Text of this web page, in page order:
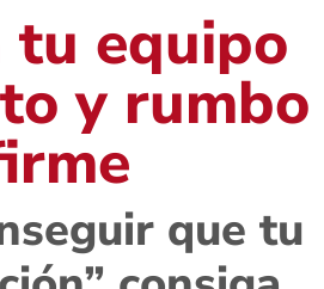
tu equipo
y rumbo
que tu